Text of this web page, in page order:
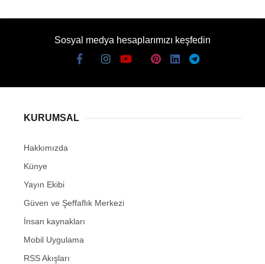
Sosyal medya hesaplarımızı keşfedin
KURUMSAL
Hakkımızda
Künye
Yayın Ekibi
Güven ve Şeffaflık Merkezi
İnsan kaynakları
Mobil Uygulama
RSS Akışları